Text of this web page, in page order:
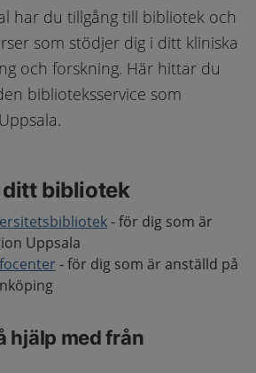
har du tillgång till bibliotek och
som stödjer dig i ditt kliniska
och forskning. Här hittar du
biblioteksservice som
bibliotek
- för dig som är
Uppsala
- för dig som är anställd på
hjälp med från